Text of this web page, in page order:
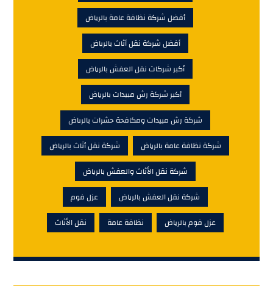
أفضل شركة نظافة عامة بالرياض
أفضل شركة نقل أثاث بالرياض
أكبر شركات نقل العفش بالرياض
أكبر شركة رش مبيدات بالرياض
شركة رش مبيدات ومكافحة حشرات بالرياض
شركة نظافة عامة بالرياض
شركة نقل أثاث بالرياض
شركة نقل الأثاث والعفش بالرياض
شركة نقل العفش بالرياض
عزل فوم
عزل فوم بالرياض
نظافة عامة نقل الأثاث